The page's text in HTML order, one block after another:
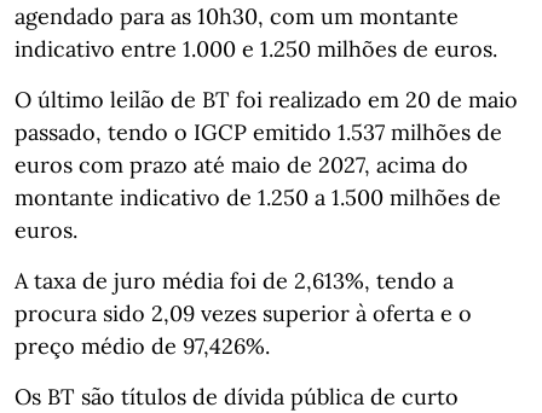
agendado para as 10h30, com um montante
indicativo entre 1.000 e 1.250 milhões de euros.
O último leilão de BT foi realizado em 20 de maio
passado, tendo o IGCP emitido 1.537 milhões de
euros com prazo até maio de 2027, acima do
montante indicativo de 1.250 a 1.500 milhões de
euros.
A taxa de juro média foi de 2,613%, tendo a
procura sido 2,09 vezes superior à oferta e o
preço médio de 97,426%.
Os BT são títulos de dívida pública de curto